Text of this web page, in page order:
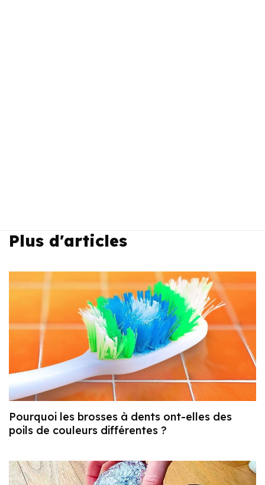
Plus d'articles
Pourquoi les brosses à dents ont-elles des
poils de couleurs différentes ?